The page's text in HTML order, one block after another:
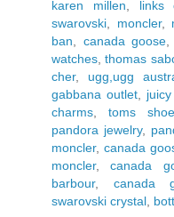
karen millen
links
swarovski
moncler,
ban
canada goose
watches ,thomas
cher, ugg,ugg
gabbana outlet
charms
toms
pandora jewelry,
moncler, canada
moncler,canada
barbour, canada
swarovski crystal